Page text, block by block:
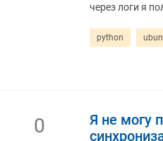
через логи я
python
0
Я не могу